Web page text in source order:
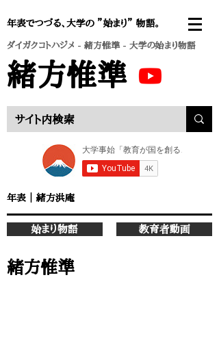
年表でつづる、大学の ”始まり” 物語。
ダイガクコトハジメ - 緒方惟準- 大学の始まり物語
緒方惟準
年表 緒方洪庵
始まり物語 教育者動画
緒方惟準